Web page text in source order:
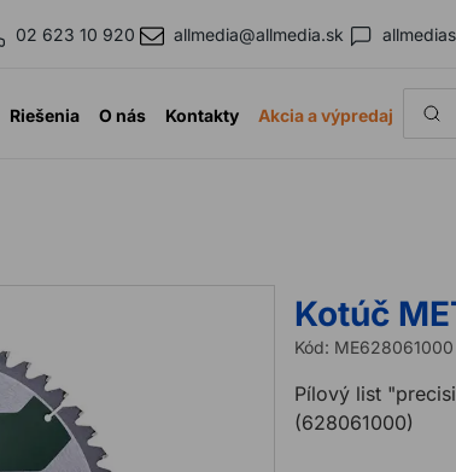
02 623 10 920 allmedia@allmedia.sk
Riešenia O nás Kontakty Akcia a výpredaj
Čo
Kotúč
Kód: ME628061000
Pílový list
(628061000)